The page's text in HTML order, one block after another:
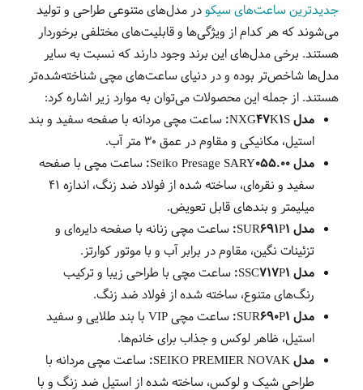
جدیدترین ساعت‌های سیکودر مدل‌های متنوعی طراحی و تولید
می‌شوند که هر کدام از ویژگی‌ها و قابلیت‌های مختلفی برخوردار
هستند. برخی مدل‌های این برند وجود دارند که نسبت به سایر
مدل‌ها شاخص‌تر بوده و در دنیای ساعت‌های مچی شناخته‌شده‌تر
هستند. از جمله این محصولات می‌توان به موارد زیر اشاره کرد:
مدل NXG47K1S:
ساعت مچی مردانه با صفحه سفید و بند
استیل، مکانیکی و مقاوم در عمق 30 متر آب.
مدل Seiko Presage SARY055.00:
ساعت مچی با صفحه
سفید و نقره‌ای، ساخته شده از فولاد ضد زنگ، اندازه 41
میلیمتر و بندهای قابل تعویض.
مدل SUR691P1:
ساعت مچی زنانه با صفحه دایره‌ای و
تزئینات نگین، مقاوم در برابر آب و با موتور کوارتز.
مدل SSC717P1:
ساعت مچی با طراحی زیبا و ترکیب
رنگ‌های متنوع، ساخته شده از فولاد ضد زنگ.
مدل SUR690P1:
ساعت مچی VIP با بند طلایی و سفید
استیل، ظاهر لوکس و جذاب برای خانم‌ها.
مدل SEIKO PREMIER NOVAK:
ساعت مچی مردانه با
طراحی شیک و لوکس، ساخته شده از استیل ضد زنگ و با